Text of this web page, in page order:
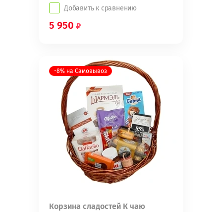
Добавить к сравнению
5 950
-8% на Самовывоз
Корзина сладостей К чаю